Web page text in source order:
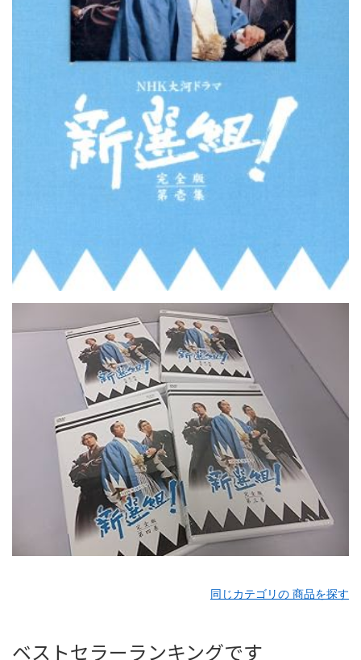
同じカテゴリの 商品を探す
ベストセラーランキングです